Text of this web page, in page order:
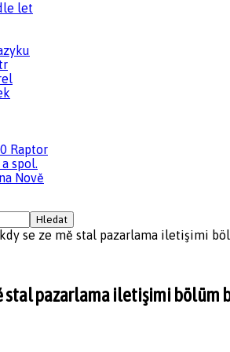
let
Raptor
spol.
Nově
se ze mě stal pazarlama iletişimi
stal pazarlama iletişimi bölüm